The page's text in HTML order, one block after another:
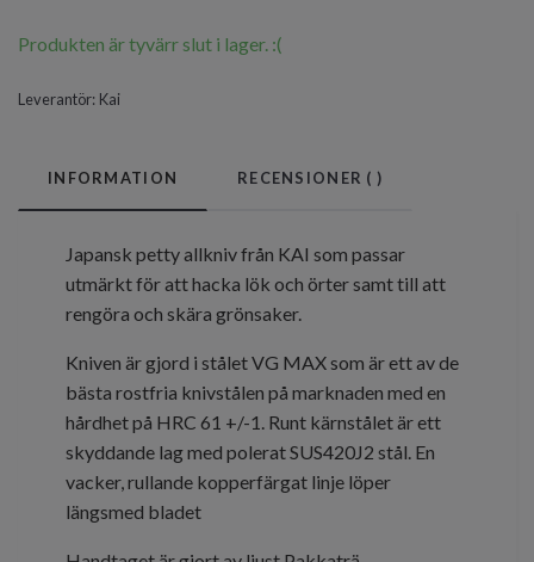
Produkten är tyvärr slut i lager. :(
Leverantör: Kai
INFORMATION RECENSIONER ( )
Japansk petty allkniv från KAI som passar
utmärkt för att hacka lök och örter samt till att
rengöra och skära grönsaker.
Kniven är gjord i stålet VG MAX som är ett av de
bästa rostfria knivstålen på marknaden med en
hårdhet på HRC 61 +/-1. Runt kärnstålet är ett
skyddande lag med polerat SUS420J2 stål. En
vacker, rullande kopperfärgat linje löper
längsmed bladet